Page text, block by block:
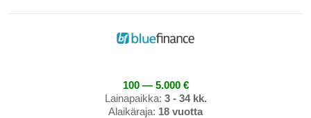
100 — 5.000 €
Lainapaikka: 3 - 34 kk.
Alaikäraja: 18 vuotta